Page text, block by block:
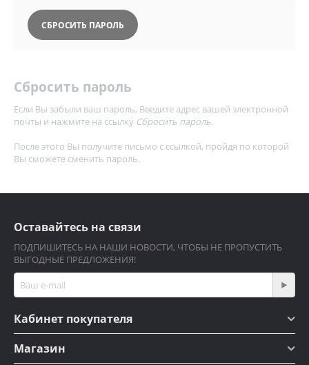
СБРОСИТЬ ПАРОЛЬ
Сбросить пароль
Если Вы забыли ваш пароль, Введите адрес вашей электронной
почты и нажмите на ссылку Сбросить пароль.
После этого Вы получите письмо с ссылкой, пройдя по которой
Вы сможете сменить пароль.
Оставайтесь на связи
ПОДПИШИТЕСЬ НА НАШИ НОВОСТИ, ЧТОБЫ НЕ ПРОПУСТИТЬ
ВЫГОДНЫЕ ПРЕДЛОЖЕНИЯ!
Кабинет покупателя
Магазин